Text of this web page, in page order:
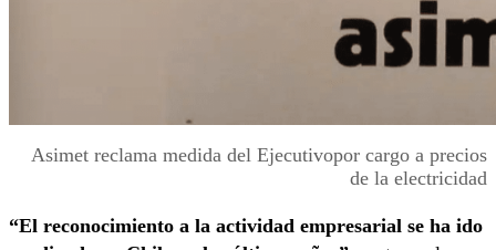
Asimet reclama medida del Ejecutivopor cargo a precios
de la electricidad
“El reconocimiento a la actividad empresarial se ha ido